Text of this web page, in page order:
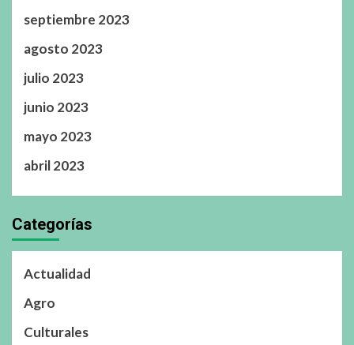
septiembre 2023
agosto 2023
julio 2023
junio 2023
mayo 2023
abril 2023
Categorías
Actualidad
Agro
Culturales